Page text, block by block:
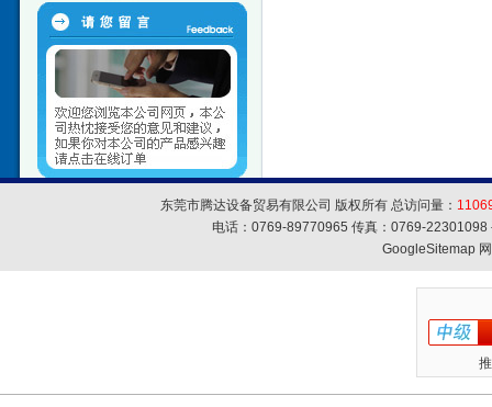
东莞市腾达设备贸易有限公司 版权所有 总访问量：
电话：0769-89770965 传真：0769-
GoogleSitemap网